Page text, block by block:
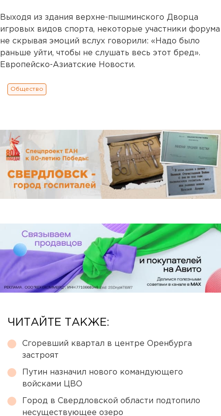
Выходя из здания верхне-пышминского Дворца
игровых видов спорта, некоторые участники форума
не скрывая эмоций вслух говорили: «Надо было
раньше уйти, чтобы не слушать весь этот бред».
Европейско-Азиатские Новости.
Общество
ЧИТАЙТЕ ТАКЖЕ:
Сгоревший квартал в центре Оренбурга
застроят
Путин назначил нового командующего
войсками ЦВО
Город в Свердловской области подтопило
несуществующее озеро